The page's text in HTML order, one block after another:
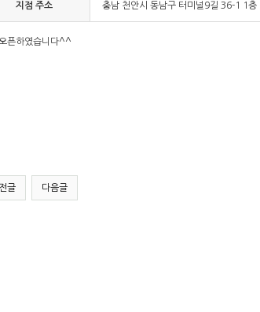
지점 주소 충남 천안시 동남구 터미널9길 36-1 1층
픈하였습니다^^
글 다음글